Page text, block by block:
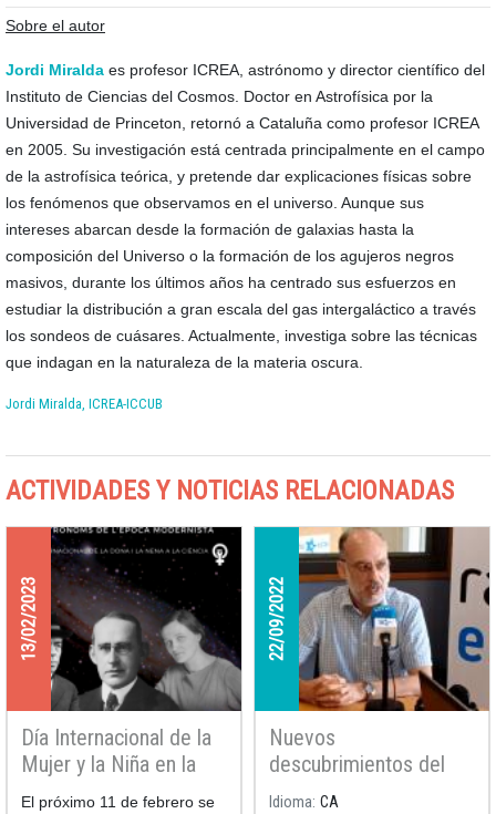
Sobre el autor
Jordi Miralda es profesor ICREA, astrónomo y director científico del
Instituto de Ciencias del Cosmos. Doctor en Astrofísica por la
Universidad de Princeton, retornó a Cataluña como profesor ICREA
en 2005. Su investigación está centrada principalmente en el campo
de la astrofísica teórica, y pretende dar explicaciones físicas sobre
los fenómenos que observamos en el universo. Aunque sus
intereses abarcan desde la formación de galaxias hasta la
composición del Universo o la formación de los agujeros negros
masivos, durante los últimos años ha centrado sus esfuerzos en
estudiar la distribución a gran escala del gas intergaláctico a través
los sondeos de cuásares. Actualmente, investiga sobre las técnicas
que indagan en la naturaleza de la materia oscura.
Jordi Miralda, ICREA-ICCUB
ACTIVIDADES Y NOTICIAS RELACIONADAS
13/02/2023
Día Internacional de la
Mujer y la Niña en la
Ciencia 2023
El próximo 11 de febrero se
22/09/2022
Nuevos
descubrimientos del
telescopio James
Idioma CA